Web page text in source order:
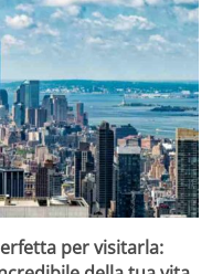
per visitarla: